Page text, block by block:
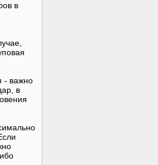
в
- важно
в